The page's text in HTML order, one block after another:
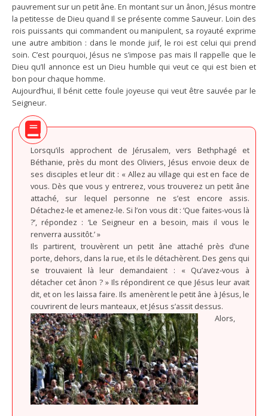
pauvrement sur un petit âne. En montant sur un ânon, Jésus montre
la petitesse de Dieu quand Il se présente comme Sauveur. Loin des
rois puissants qui commandent ou manipulent, sa royauté exprime
une autre ambition : dans le monde juif, le roi est celui qui prend
soin. C’est pourquoi, Jésus ne s’impose pas mais Il rappelle que le
Dieu qu’Il annonce est un Dieu humble qui veut ce qui est bien et
bon pour chaque homme.
Aujourd’hui, Il bénit cette foule joyeuse qui veut être sauvée par le
Seigneur.
Lorsqu’ils approchent de Jérusalem, vers Bethphagé et
Béthanie, près du mont des Oliviers, Jésus envoie deux de
ses disciples et leur dit : « Allez au village qui est en face de
vous. Dès que vous y entrerez, vous trouverez un petit âne
attaché, sur lequel personne ne s’est encore assis.
Détachez-le et amenez-le. Si l’on vous dit : ‘Que faites-vous là
?’, répondez : ‘Le Seigneur en a besoin, mais il vous le
renverra aussitôt.’ »
Ils partirent, trouvèrent un petit âne attaché près d’une
porte, dehors, dans la rue, et ils le détachèrent. Des gens qui
se trouvaient là leur demandaient : « Qu’avez-vous à
détacher cet ânon ? » Ils répondirent ce que Jésus leur avait
dit, et on les laissa faire. Ils amenèrent le petit âne à Jésus, le
couvrirent de leurs manteaux, et Jésus s’assit dessus.
Alors,